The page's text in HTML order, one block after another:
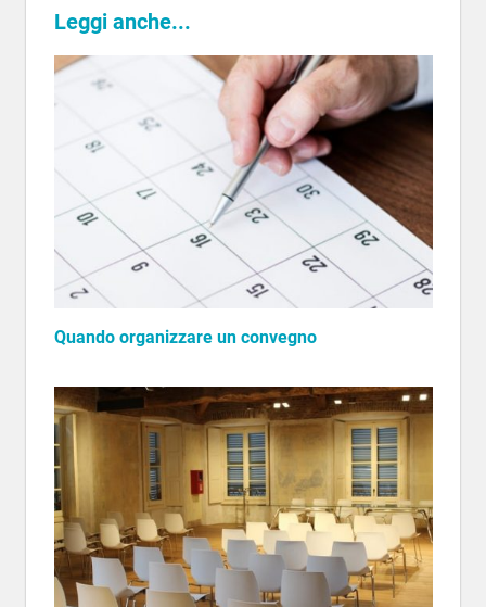
Leggi anche...
Quando organizzare un convegno